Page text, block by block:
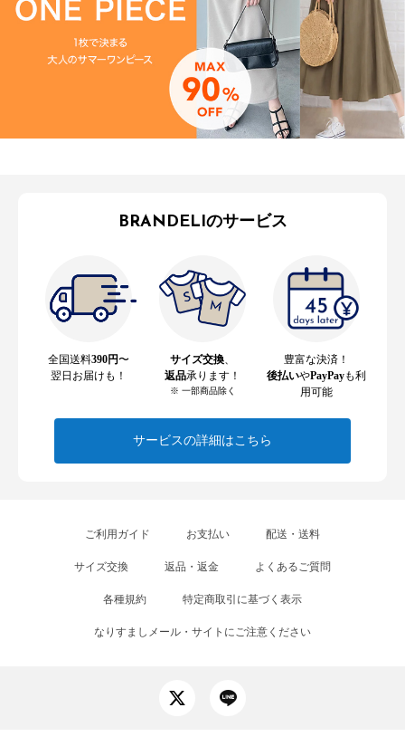
BRANDELIのサービス
全国送料390円〜
翌日お届けも！
サイズ交換
返品承ります！
※ 一部商品除く
豊富な決済！
後払いやPayPayも利
用可能
サービスの詳細はこちら
ご利用ガイド お支払い 配送・送料
サイズ交換 返品・返金 よくあるご質問
各種規約 特定商取引に基づく表示
なりすましメール・サイトにご注意ください